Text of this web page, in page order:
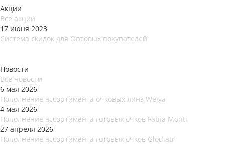
Акции
Все акции
17 июня 2023
Система скидок для Оптовых покупателей
Новости
Все новости
6 мая 2026
Пополнение ассортимента очковых линз Weiya
4 мая 2026
Пополнение ассортимента готовых очков Fabia Monti
27 апреля 2026
Пополнение ассортимента готовых очков Glodiatr